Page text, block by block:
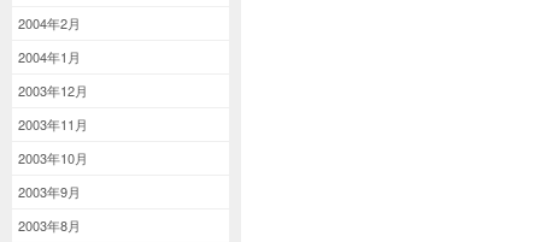
2004年2月
2004年1月
2003年12月
2003年11月
2003年10月
2003年9月
2003年8月